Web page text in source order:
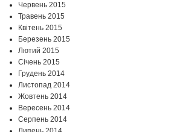
Червень 2015
Травень 2015
Квітень 2015
Березень 2015
Лютий 2015
Січень 2015
Грудень 2014
Листопад 2014
Жовтень 2014
Вересень 2014
Серпень 2014